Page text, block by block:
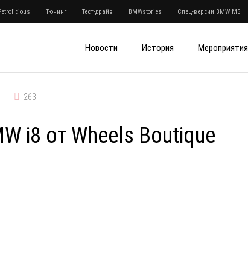
Тюнинг Тест-драйв BMWstories Спец-версии BMW M5
Новости История Мероприятия
263
i8 от Wheels Boutique